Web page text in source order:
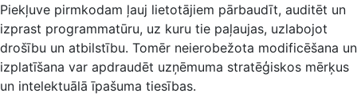
Piekļuve pirmkodam ļauj lietotājiem pārbaudīt, auditēt un
izprast programmatūru, uz kuru tie paļaujas, uzlabojot
drošību un atbilstību. Tomēr neierobežota modificēšana un
izplatīšana var apdraudēt uzņēmuma stratēģiskos mērķus
un intelektuālā īpašuma tiesības.